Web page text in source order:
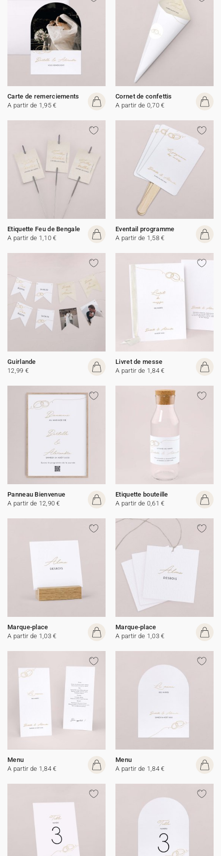
Carte de remerciements
A partir de 1,95 €
Cornet de confettis
A partir de 0,70 €
Etiquette Feu de Bengale
A partir de 1,10 €
Eventail programme
A partir de 1,58 €
Guirlande
12,99 €
Livret de messe
A partir de 1,84 €
Panneau Bienvenue
A partir de 12,90 €
Etiquette bouteille
A partir de 0,61 €
Marque-place
A partir de 1,03 €
Marque-place
A partir de 1,03 €
Menu
A partir de 1,84 €
Menu
A partir de 1,84 €